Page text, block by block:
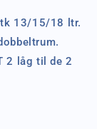
13/15/18 ltr.
2 låg til de 2